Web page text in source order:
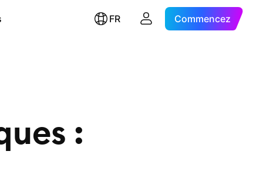
FR Commencez
: